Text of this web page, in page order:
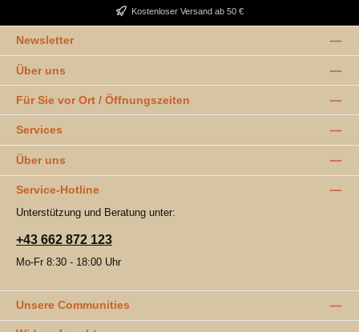
Kostenloser Versand ab 50 €
Newsletter
Über uns
Für Sie vor Ort / Öffnungszeiten
Services
Über uns
Service-Hotline
Unterstützung und Beratung unter:
+43 662 872 123
Mo-Fr 8:30 - 18:00 Uhr
Unsere Communities